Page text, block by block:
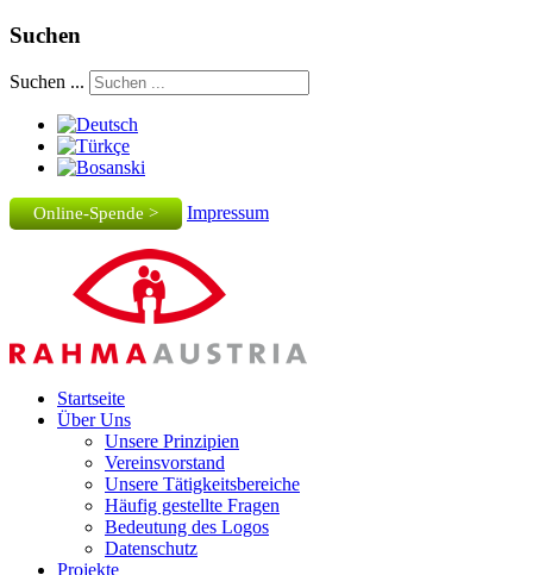
Suchen
Suchen ...
Online-Spende > Impressum
Startseite
Über Uns
Unsere Prinzipien
Vereinsvorstand
Unsere Tätigkeitsbereiche
Häufig gestellte Fragen
Bedeutung des Logos
Datenschutz
Projekte